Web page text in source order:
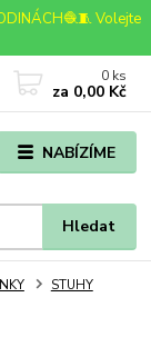
Volejte
NABÍZÍME
Hledat
0 ks
za 0,00 Kč
STUHY